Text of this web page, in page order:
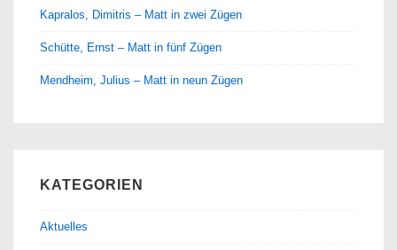
Kapralos, Dimitris – Matt in zwei Zügen
Schütte, Ernst – Matt in fünf Zügen
Mendheim, Julius – Matt in neun Zügen
KATEGORIEN
Aktuelles